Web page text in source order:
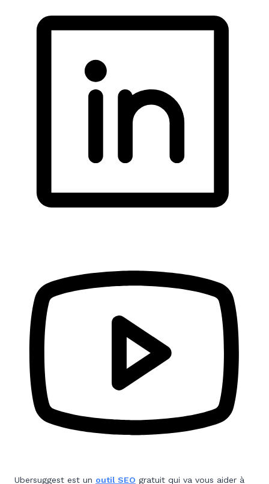
Ubersuggest est un outil SEO gratuit qui va vous aider à